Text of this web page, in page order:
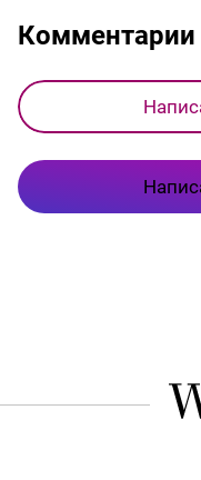
Комментарии